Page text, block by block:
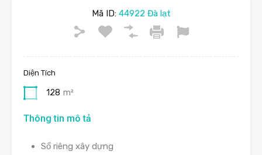
Mã ID:44922 Đà lạt
Diện Tích
128 m²
Thông tin mô tả
Sổ riêng xây dựng